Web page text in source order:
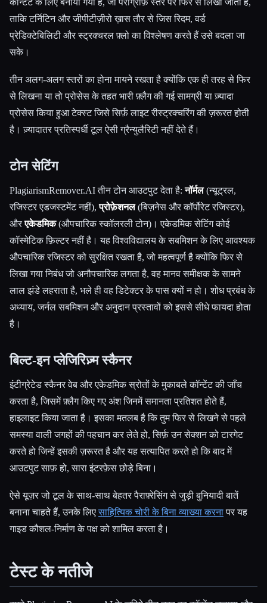
कॉन्टेंट के लिए बनाया गया है, जो पैराग्राफ़ स्तर पर फिर से लिखा जाता है,
ताकि टर्निटिन और जीपीटीज़ीरो ख़ास तौर से जिस रिदम, वर्ड
प्रेडिक्टेबिलिटी और स्ट्रक्चरल फ़्लो का विश्लेषण करते हैं उसे बदला जा
सके।
तीन अलग-अलग स्तरों का होना मायने रखता है क्योंकि एक ही तरह से फिर
से लिखना या तो प्रोसेस के तहत भारी फ़्लैग की गई सामग्री या ज़्यादा
प्रोसेस किया हुआ टेक्स्ट जिसे सिर्फ़ लाइट रीस्ट्रक्चरिंग की ज़रूरत होती
है। ज़्यादातर प्रतिस्पर्धी टूल ऐसी ग्रैन्युलैरिटी नहीं देते हैं।
टोन सेटिंग
PlagiarismRemover.AI तीन टोन आउटपुट देता है:नॉर्मल(न्यूट्रल,
रजिस्टर एडजस्टमेंट नहीं),प्रोफ़ेशनल(बिज़नेस और कॉर्पोरेट रजिस्टर),
औरएकेडमिक(औपचारिक स्कॉलरली टोन)। एकेडमिक सेटिंग कोई
कॉस्मेटिक फ़िल्टर नहीं है। यह विश्वविद्यालय के सबमिशन के लिए आवश्यक
औपचारिक रजिस्टर को सुरक्षित रखता है, जो महत्वपूर्ण है क्योंकि फिर से
लिखा गया निबंध जो अनौपचारिक लगता है, वह मानव समीक्षक के सामने
लाल झंडे लहराता है, भले ही वह डिटेक्टर के पास क्यों न हो। शोध प्रबंध के
अध्याय, जर्नल सबमिशन और अनुदान प्रस्तावों को इससे सीधे फायदा होता
है।
बिल्ट-इन प्लेजिरिज़्म स्कैनर
इंटीग्रेटेड स्कैनर वेब और एकेडमिक स्रोतों के मुकाबले कॉन्टेंट की जाँच
करता है, जिसमें फ़्लैग किए गए अंश जिनमें समानता प्रतिशत होते हैं,
हाइलाइट किया जाता है। इसका मतलब है कि तुम फिर से लिखने से पहले
समस्या वाली जगहों की पहचान कर लेते हो, सिर्फ़ उन सेक्शन को टारगेट
करते हो जिन्हें इसकी ज़रूरत है और यह सत्यापित करते हो कि बाद में
आउटपुट साफ़ हो, सारा इंटरफ़ेस छोड़े बिना।
ऐसे यूज़र जो टूल के साथ-साथ बेहतर पैराफ़्रेसिंग से जुड़ी बुनियादी बातें
बनाना चाहते हैं, उनके लिएसाहित्यिक चोरी के बिना व्याख्या करनापर यह
गाइड कौशल-निर्माण के पक्ष को शामिल करता है।
टेस्ट के नतीजे